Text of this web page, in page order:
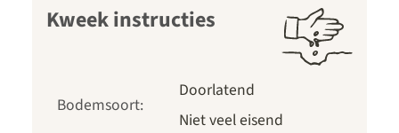
Kweek instructies
Bodemsoort:
Doorlatend
Niet veel eisend